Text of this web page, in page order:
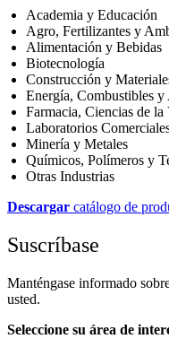
Academia y Educación
Agro, Fertilizantes y
Alimentación y Bebidas
Biotecnología
Construcción y
Energía, Combustibles y
Farmacia, Ciencias de la
Laboratorios
Minería y Metales
Químicos, Polímeros y
Otras Industrias
Descargar catálogo de
Suscríbase
Manténgase informado
usted.
Seleccione su área de